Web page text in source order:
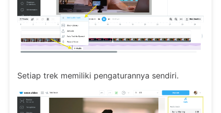
Setiap trek memiliki pengaturannya sendiri.